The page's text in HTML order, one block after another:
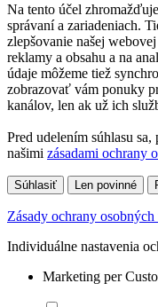
Na tento účel
správaní a zariadeniach.
zlepšovanie našej
reklamy a obsahu a na
údaje môžeme tiež
zobrazovať vám ponuky
kanálov, len ak už ich
Pred udelením súhlasu sa,
našimi zásadami ochrany
Súhlasiť Len povinné
Zásady ochrany
Individuálne nastavenia
Marketing per